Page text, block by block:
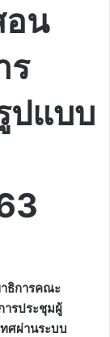
อน
ร
ปแบบ
ธิการคณะ
ารประชุมผู้
ศผ่านระบบ